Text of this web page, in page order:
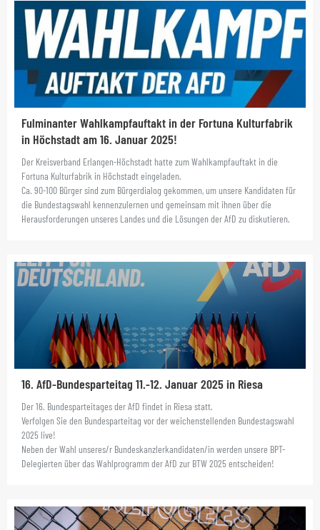
Fulminanter Wahlkampfauftakt in der Fortuna Kulturfabrik
in Höchstadt am 16. Januar 2025!
Der Kreisverband Erlangen-Höchstadt hatte zum Wahlkampfauftakt in die
Fortuna Kulturfabrik in Höchstadt eingeladen.
Ca. 90-100 Bürger sind zum Bürgerdialog gekommen, um unsere Kandidaten für
die Bundestagswahl kennenzulernen und gemeinsam mit ihnen über die
Herausforderungen unseres Landes und die Lösungen der AfD zu diskutieren.
16. AfD-Bundesparteitag 11.-12. Januar 2025 in Riesa
Der 16. Bundesparteitages der AfD findet in Riesa statt.
Verfolgen Sie den Bundesparteitag vor der weichenstellenden Bundestagswahl
2025 live!
Neben der Wahl unseres/r Bundeskanzlerkandidaten/in werden unsere BPT-
Delegierten über das Wahlprogramm der AfD zur BTW 2025 entscheiden!